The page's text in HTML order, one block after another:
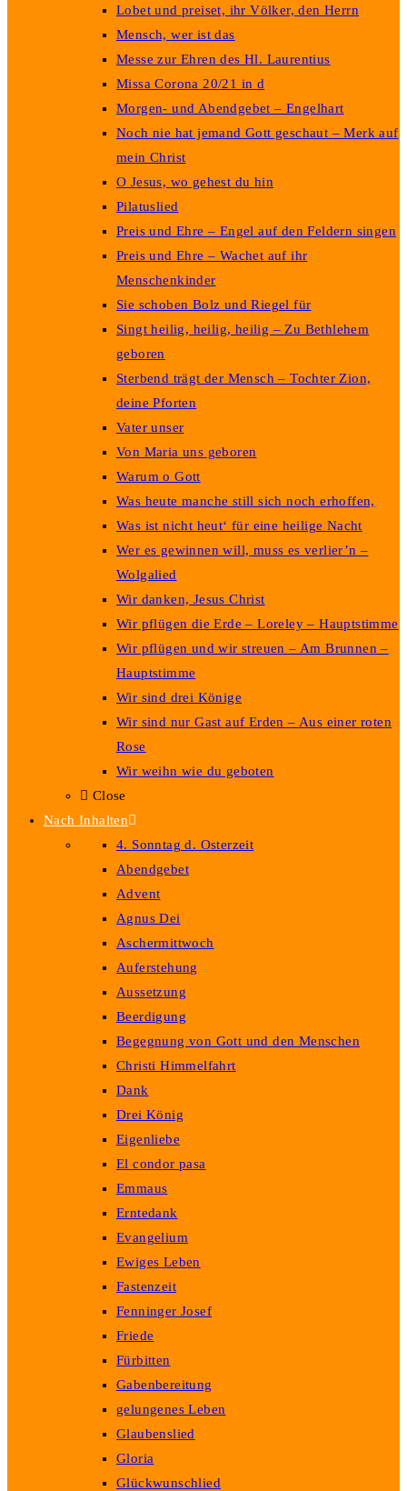
Lobet und preiset, ihr Völker, den Herrn
Mensch, wer ist das
Messe zur Ehren des Hl. Laurentius
Missa Corona 20/21 in d
Morgen- und Abendgebet – Engelhart
Noch nie hat jemand Gott geschaut – Merk auf
mein Christ
O Jesus, wo gehest du hin
Pilatuslied
Preis und Ehre – Engel auf den Feldern singen
Preis und Ehre – Wachet auf ihr
Menschenkinder
Sie schoben Bolz und Riegel für
Singt heilig, heilig, heilig – Zu Bethlehem
geboren
Sterbend trägt der Mensch – Tochter Zion,
deine Pforten
Vater unser
Von Maria uns geboren
Warum o Gott
Was heute manche still sich noch erhoffen,
Was ist nicht heut‘ für eine heilige Nacht
Wer es gewinnen will, muss es verlier’n –
Wolgalied
Wir danken, Jesus Christ
Wir pflügen die Erde – Loreley – Hauptstimme
Wir pflügen und wir streuen – Am Brunnen –
Hauptstimme
Wir sind drei Könige
Wir sind nur Gast auf Erden – Aus einer roten
Rose
Wir weihn wie du geboten
Close
Nach Inhalten
4. Sonntag d. Osterzeit
Abendgebet
Advent
Agnus Dei
Aschermittwoch
Auferstehung
Aussetzung
Beerdigung
Begegnung von Gott und den Menschen
Christi Himmelfahrt
Dank
Drei König
Eigenliebe
El condor pasa
Emmaus
Erntedank
Evangelium
Ewiges Leben
Fastenzeit
Fenninger Josef
Friede
Fürbitten
Gabenbereitung
gelungenes Leben
Glaubenslied
Gloria
Glückwunschlied